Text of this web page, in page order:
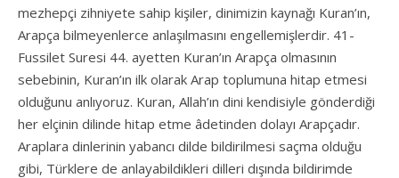
mezhepçi zihniyete sahip kişiler, dinimizin kaynağı Kuran’ın,
Arapça bilmeyenlerce anlaşılmasını engellemişlerdir. 41-
Fussilet Suresi 44. ayetten Kuran’ın Arapça olmasının
sebebinin, Kuran’ın ilk olarak Arap toplumuna hitap etmesi
olduğunu anlıyoruz. Kuran, Allah’ın dini kendisiyle gönderdiği
her elçinin dilinde hitap etme âdetinden dolayı Arapçadır.
Araplara dinlerinin yabancı dilde bildirilmesi saçma olduğu
gibi, Türklere de anlayabildikleri dilleri dışında bildirimde